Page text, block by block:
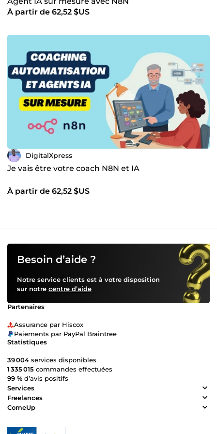
fera briller votre entreprise dans le monde numérique. Je
À partir de 62,52 $US
DigitalXpress
Je vais être votre coach N8N et IA
À partir de 62,52 $US
Besoin d’aide ?
Notre service clients est à votre disposition
sur notre centre d’aide
Partenaires
Assurance par Hiscox
Paiements par PayPal Braintree
Statistiques
39 004 services disponibles
1 335 015 commandes effectuées
99 % d’avis positifs
Services
Freelances
ComeUp